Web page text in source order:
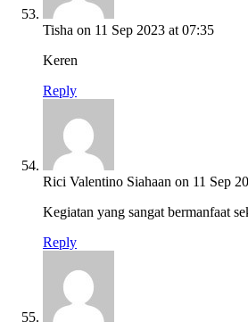
Tisha on 11 Sep 2023 at 07:35
Keren
Reply
Rici Valentino Siahaan on 11 Sep
Kegiatan yang sangat bermanfaat
Reply